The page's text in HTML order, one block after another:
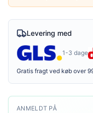
Levering med
1-3 dage
Gratis fragt ved køb over
ANMELDT PÅ